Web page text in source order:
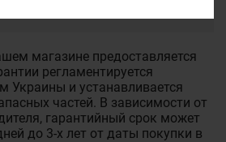
магазине предоставляется
регламентируется
Украины и устанавливается
частей. В зависимости от
гарантийный срок может
до 3-х лет от даты покупки в